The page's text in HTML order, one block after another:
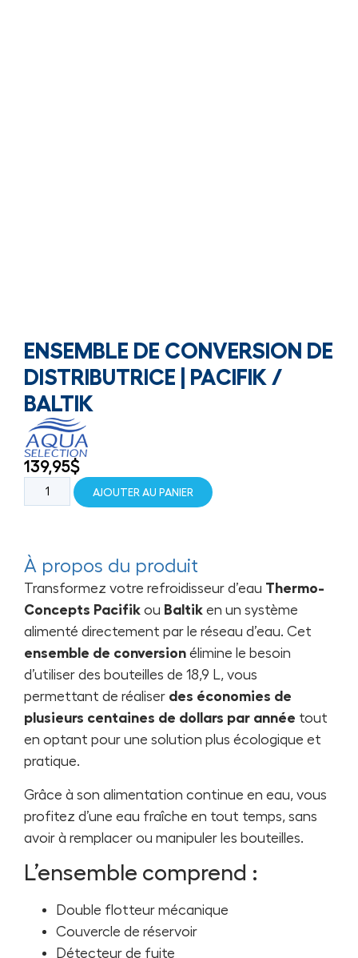
ENSEMBLE DE CONVERSION DE
DISTRIBUTRICE | PACIFIK /
BALTIK
139,95$
AJOUTER AU PANIER
À propos du produit
Transformez votre refroidisseur d’eau Thermo-
Concepts Pacifik ou Baltik en un système
alimenté directement par le réseau d’eau. Cet
ensemble de conversion élimine le besoin
d’utiliser des bouteilles de 18,9 L, vous
permettant de réaliser des économies de
plusieurs centaines de dollars par année tout
en optant pour une solution plus écologique et
pratique.
Grâce à son alimentation continue en eau, vous
profitez d’une eau fraîche en tout temps, sans
avoir à remplacer ou manipuler les bouteilles.
L’ensemble comprend :
Double flotteur mécanique
Couvercle de réservoir
Détecteur de fuite